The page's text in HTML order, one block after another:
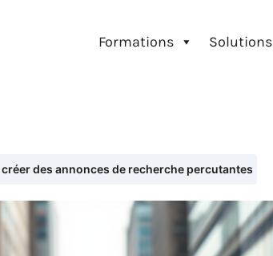
Formations Solutions
des annonces de recherche percutantes